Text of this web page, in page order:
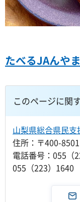
たべるJAんや
このページに関
山梨県総合県民
住所：〒400-
電話番号：055（
055（223）1640